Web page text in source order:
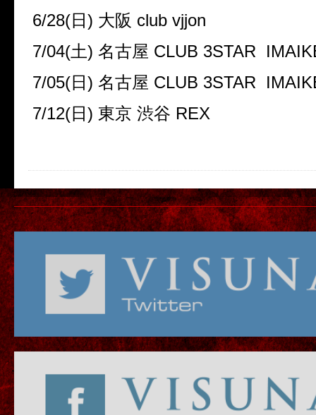
6/28(日) 大阪 club vjjon
7/04(土) 名古屋 CLUB 3STAR
7/05(日) 名古屋 CLUB 3STAR
7/12(日) 東京 渋谷 REX